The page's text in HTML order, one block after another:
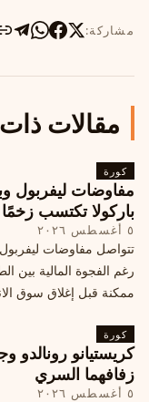
مشاركة:
مقالات
كورة
مفاوضات ليفربول
باركولا تكتسب زخمًا
٥ أغسطس ٢٠٢٦
تتواصل مفاوضات
رغم الفجوة المالية بين
ممكنة قبل إغلاق سوق
كورة
زفافهما السري
٥ أغسطس ٢٠٢٦